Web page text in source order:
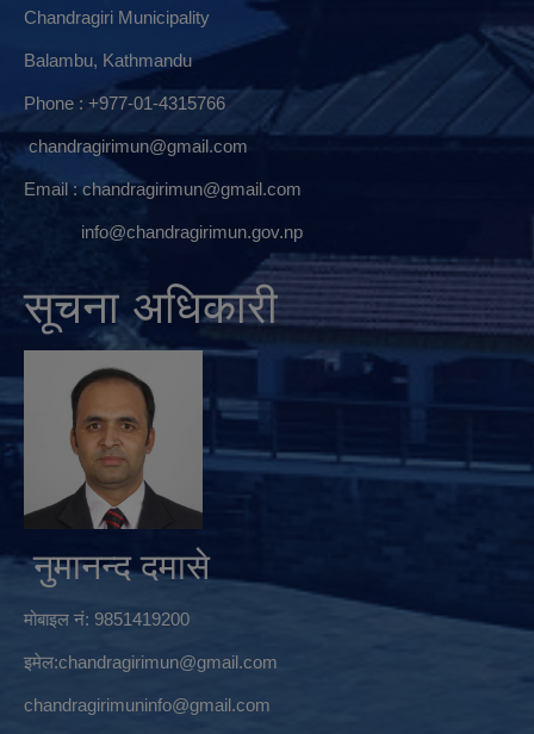
Chandragiri Municipality
Balambu, Kathmandu
Phone : +977-01-4315766
chandragirimun@gmail.com
Email :chandragirimun@gmail.com
info@chandragirimun.gov.np
सूचना अधिकारी
नुमानन्द दमासे
मोबाइल नं: 9851419200
इमेल:chandragirimun@gmail.com
chandragirimuninfo@gmail.com